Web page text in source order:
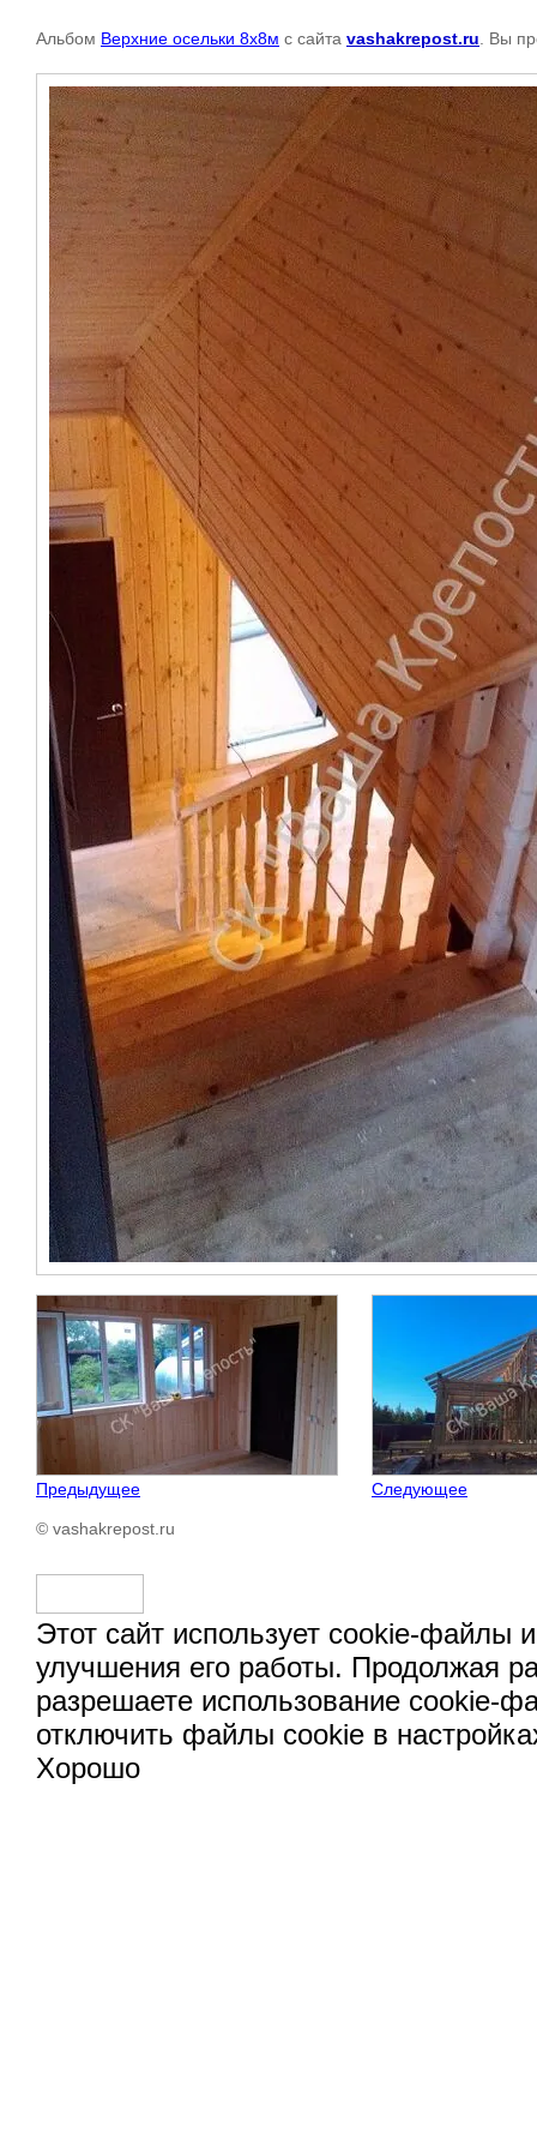
Альбом Верхние осельки 8х8м с сайта vashakrepost.ru . Вы
Предыдущее Следующее
© vashakrepost.ru
Этот сайт использует cookie-файлы
улучшения его работы. Продолжая
разрешаете использование cookie-
отключить файлы cookie в
Хорошо